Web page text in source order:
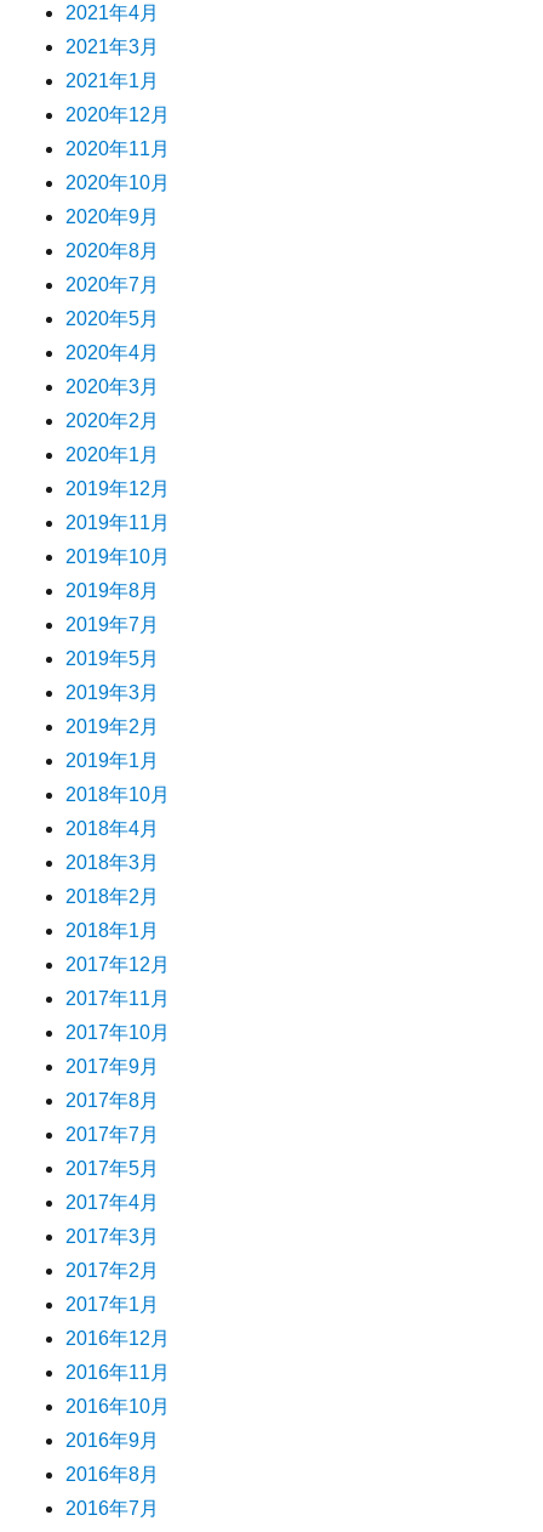
2021年4月
2021年3月
2021年1月
2020年12月
2020年11月
2020年10月
2020年9月
2020年8月
2020年7月
2020年5月
2020年4月
2020年3月
2020年2月
2020年1月
2019年12月
2019年11月
2019年10月
2019年8月
2019年7月
2019年5月
2019年3月
2019年2月
2019年1月
2018年10月
2018年4月
2018年3月
2018年2月
2018年1月
2017年12月
2017年11月
2017年10月
2017年9月
2017年8月
2017年7月
2017年5月
2017年4月
2017年3月
2017年2月
2017年1月
2016年12月
2016年11月
2016年10月
2016年9月
2016年8月
2016年7月